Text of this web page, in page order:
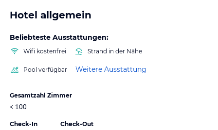
Hotel allgemein
Beliebteste Ausstattungen:
Wifi kostenfrei Strand in der Nähe
Pool verfügbar Weitere Ausstattung
Gesamtzahl Zimmer
< 100
Check-In Check-Out